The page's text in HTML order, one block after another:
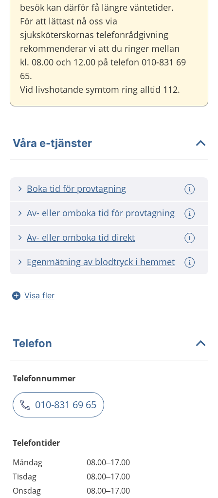
besök kan därför få längre väntetider.
För att lättast nå oss via
sjuksköterskornas telefonrådgivning
rekommenderar vi att du ringer mellan
kl. 08.00 och 12.00 på telefon 010-831 69
65.
Vid livshotande symtom ring alltid 112.
Våra e-tjänster
Boka tid för provtagning
Av- eller omboka tid för provtagning
Av- eller omboka tid direkt
Egenmätning av blodtryck i hemmet
Visa fler
Telefon
Telefonnummer
010-831 69 65
Telefontider
Måndag
08.00–17.00
Tisdag
08.00–17.00
Onsdag
08.00–17.00